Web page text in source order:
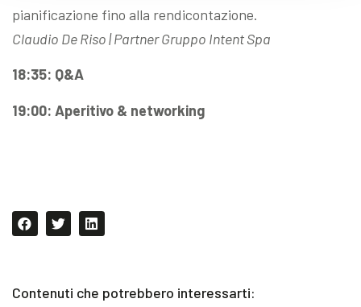
pianificazione fino alla rendicontazione.
Claudio De Riso | Partner Gruppo Intent Spa
18:35: Q&A
19:00: Aperitivo & networking
Contenuti che potrebbero interessarti: